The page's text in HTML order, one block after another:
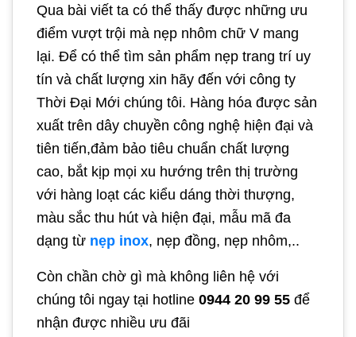
Qua bài viết ta có thể thấy được những ưu
điểm vượt trội mà nẹp nhôm chữ V mang
lại. Để có thể tìm sản phẩm nẹp trang trí uy
tín và chất lượng xin hãy đến với công ty
Thời Đại Mới chúng tôi. Hàng hóa được sản
xuất trên dây chuyền công nghệ hiện đại và
tiên tiến,đảm bảo tiêu chuẩn chất lượng
cao, bắt kịp mọi xu hướng trên thị trường
với hàng loạt các kiểu dáng thời thượng,
màu sắc thu hút và hiện đại, mẫu mã đa
dạng từ nẹp inox, nẹp đồng, nẹp nhôm,..
Còn chần chờ gì mà không liên hệ với
chúng tôi ngay tại hotline 0944 20 99 55 để
nhận được nhiều ưu đãi